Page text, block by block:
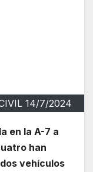
14/7/2024
en la A-7 a
han
vehículos